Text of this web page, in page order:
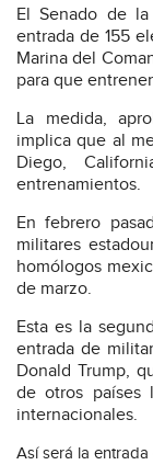
El Senado de
entrada de 155
Marina del
para que
La medida,
implica que al
Diego,
entrenamientos.
En febrero
militares
homólogos
de marzo.
Esta es la
entrada de
Donald Trump,
de otros países
internacionales.
Así será la